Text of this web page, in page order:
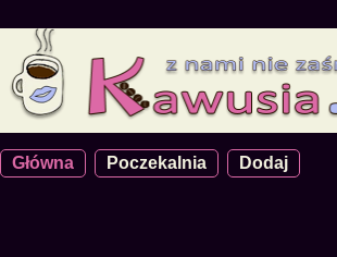
Główna Poczekalnia Dodaj